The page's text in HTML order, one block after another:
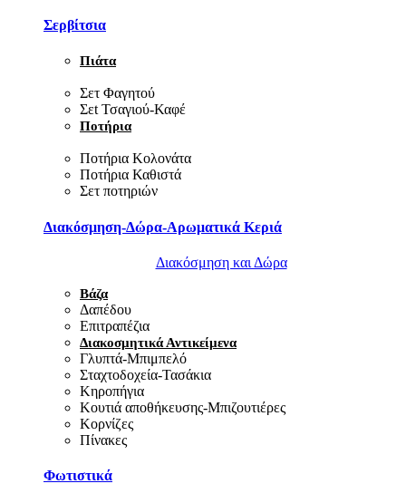
Σερβίτσια
Πιάτα
Σετ Φαγητού
Σεt Τσαγιού-Καφέ
Ποτήρια
Ποτήρια Κολονάτα
Ποτήρια Καθιστά
Σετ ποτηριών
Διακόσμηση-Δώρα-Αρωματικά Κεριά
Διακόσμηση και Δώρα
Βάζα
Δαπέδου
Επιτραπέζια
Διακοσμητικά Αντικείμενα
Γλυπτά-Μπιμπελό
Σταχτοδοχεία-Τασάκια
Κηροπήγια
Κουτιά αποθήκευσης-Μπιζουτιέρες
Κορνίζες
Πίνακες
Φωτιστικά